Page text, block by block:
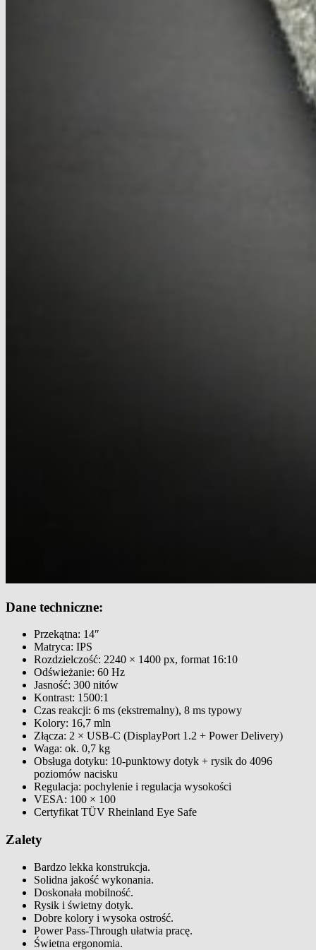
Dane techniczne:
Przekątna: 14″
Matryca: IPS
Rozdzielczość: 2240 × 1400 px, format 16:10
Odświeżanie: 60 Hz
Jasność: 300 nitów
Kontrast: 1500:1
Czas reakcji: 6 ms (ekstremalny), 8 ms typowy
Kolory: 16,7 mln
Złącza: 2 × USB-C (DisplayPort 1.2 + Power Delivery)
Waga: ok. 0,7 kg
Obsługa dotyku: 10-punktowy dotyk + rysik do 4096
poziomów nacisku
Regulacja: pochylenie i regulacja wysokości
VESA: 100 × 100
Certyfikat TÜV Rheinland Eye Safe
Zalety
Bardzo lekka konstrukcja.
Solidna jakość wykonania.
Doskonała mobilność.
Rysik i świetny dotyk.
Dobre kolory i wysoka ostrość.
Power Pass-Through ułatwia pracę.
Świetna ergonomia.